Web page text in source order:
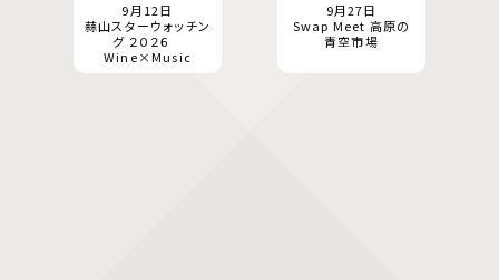
9月12日
蒜山スターウォッチン
グ ２０２６
Wine×Music
9月27日
Swap Meet 高原の
青空市場